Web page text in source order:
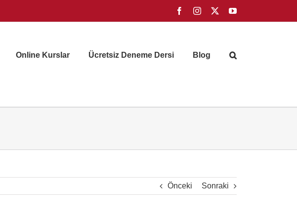
FacebookInstagram YouTube
Online Kurslar Ücretsiz Deneme Dersi Blog
Önceki Sonraki